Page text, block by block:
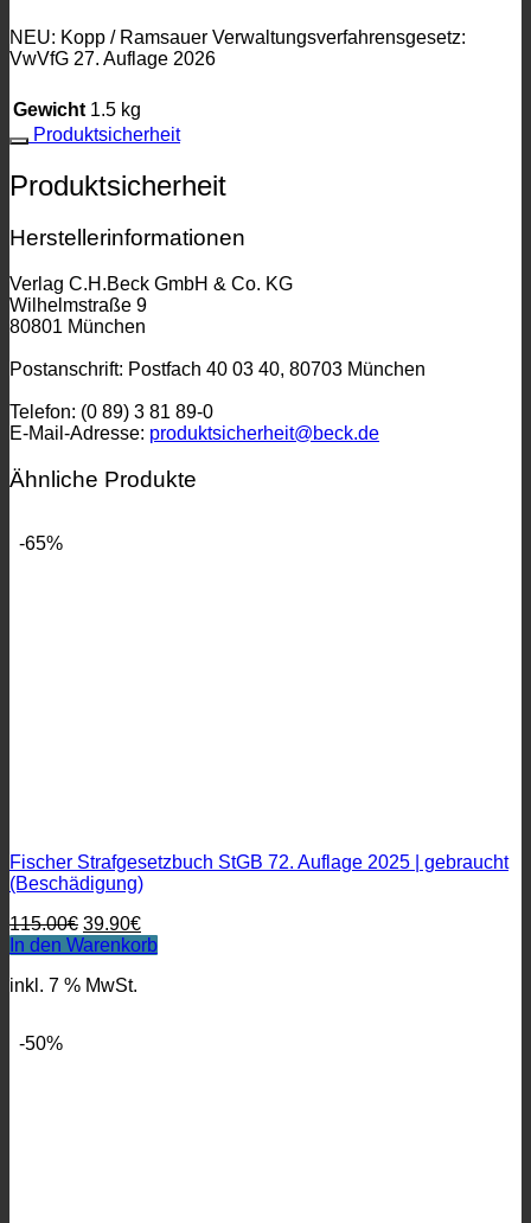
NEU: Kopp / Ramsauer Verwaltungsverfahrensgesetz:
VwVfG 27. Auflage 2026
Gewicht 1.5 kg
Produktsicherheit
Produktsicherheit
Herstellerinformationen
Verlag C.H.Beck GmbH & Co. KG
Wilhelmstraße 9
80801 München
Postanschrift: Postfach 40 03 40, 80703 München
Telefon: (0 89) 3 81 89-0
E-Mail-Adresse: produktsicherheit@beck.de
Ähnliche Produkte
-65%
Fischer Strafgesetzbuch StGB 72. Auflage 2025 | gebraucht
(Beschädigung)
115.00€ Ursprünglicher
Preis
115.00€
39.90€Aktueller
Preis
In den Warenkorb
inkl. 7 % MwSt.
-50%